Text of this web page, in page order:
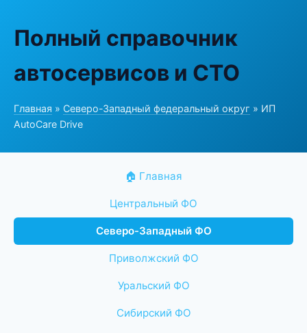
Полный справочник
автосервисов и СТО
Главная » Северо-Западный федеральный округ » ИП
AutoCare Drive
🏠 Главная
Центральный ФО
Северо-Западный ФО
Приволжский ФО
Уральский ФО
Сибирский ФО